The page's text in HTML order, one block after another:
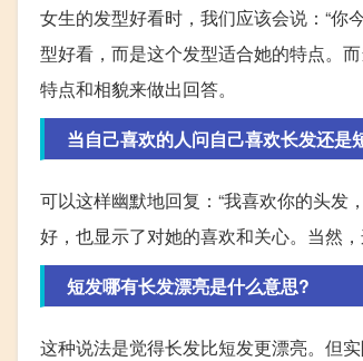
女生的发型好看时，我们应该会说：“你
型好看，而是这个发型适合她的特点。
特点和相貌来做出回答。
当自己喜欢的人问自己喜欢长发还是
可以这样幽默地回复：“我喜欢你的头发
好，也显示了对她的喜欢和关心。当然
短发哪有长发漂亮是什么意思?
这种说法是觉得长发比短发更漂亮。但